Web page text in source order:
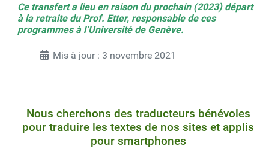
Ce transfert a lieu en raison du prochain (2023) départ
à la retraite du Prof. Etter, responsable de ces
programmes à l’Université de Genève.
Mis à jour : 3 novembre 2021
Nous cherchons des traducteurs bénévoles
pour traduire les textes de nos sites et applis
pour smartphones